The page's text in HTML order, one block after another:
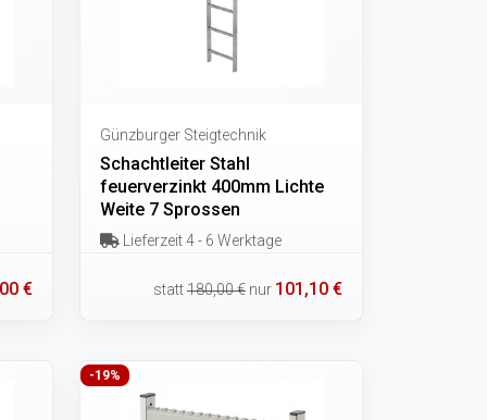
€
Günzburger Steigtechnik
Schachtleiter Stahl
feuerverzinkt 400mm Lichte
Weite 7 Sprossen
Lieferzeit 4 - 6 Werktage
statt180,00 € nur 101,10 €
-19%